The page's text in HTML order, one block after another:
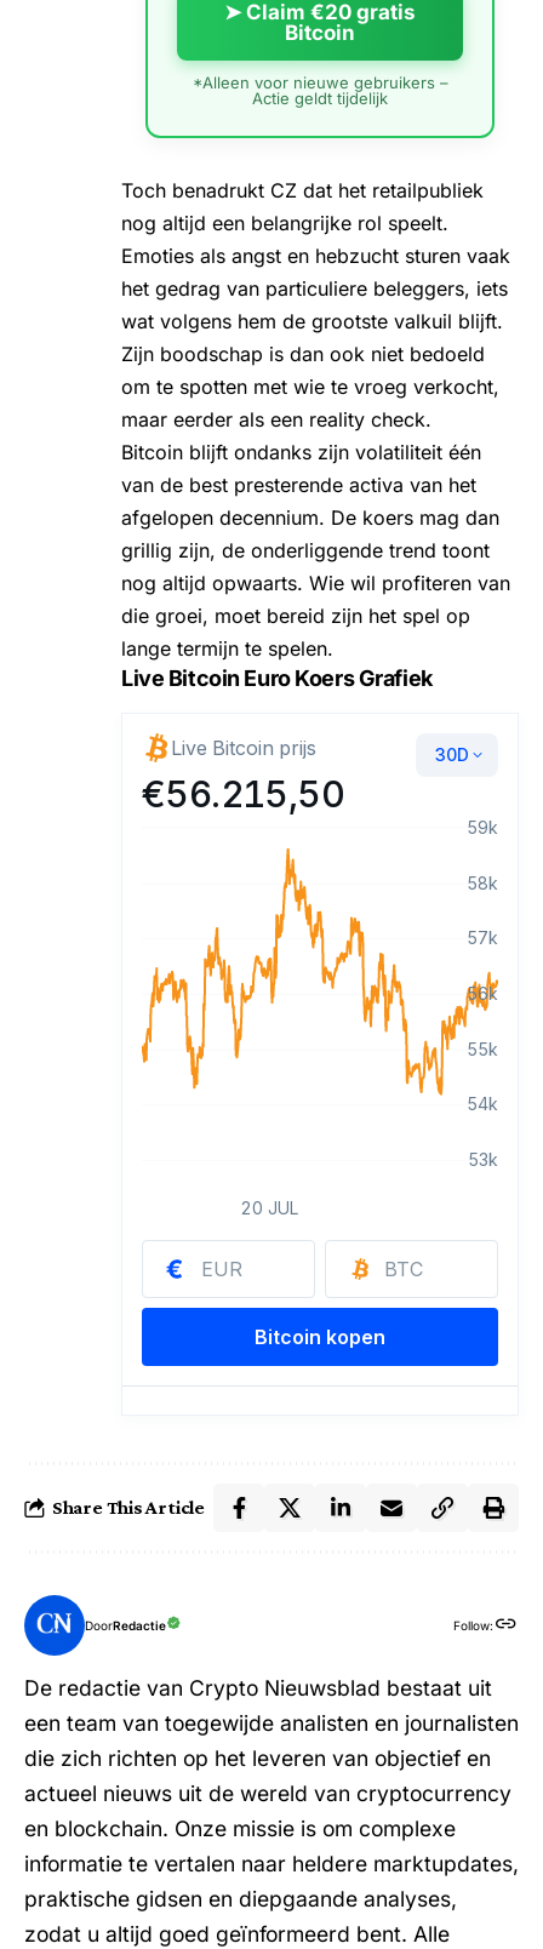
➤ Claim €20 gratis
Bitcoin
*Alleen voor nieuwe gebruikers –
Actie geldt tijdelijk
Toch benadrukt CZ dat het retailpubliek
nog altijd een belangrijke rol speelt.
Emoties als angst en hebzucht sturen vaak
het gedrag van particuliere beleggers, iets
wat volgens hem de grootste valkuil blijft.
Zijn boodschap is dan ook niet bedoeld
om te spotten met wie te vroeg verkocht,
maar eerder als een reality check.
Bitcoin blijft ondanks zijn volatiliteit één
van de best presterende activa van het
afgelopen decennium. De koers mag dan
grillig zijn, de onderliggende trend toont
nog altijd opwaarts. Wie wil profiteren van
die groei, moet bereid zijn het spel op
lange termijn te spelen.
Live Bitcoin Euro Koers Grafiek
Share This Article
DoorRedactie Follow:
De redactie van Crypto Nieuwsblad bestaat uit
een team van toegewijde analisten en journalisten
die zich richten op het leveren van objectief en
actueel nieuws uit de wereld van cryptocurrency
en blockchain. Onze missie is om complexe
informatie te vertalen naar heldere marktupdates,
praktische gidsen en diepgaande analyses,
zodat u altijd goed geïnformeerd bent. Alle